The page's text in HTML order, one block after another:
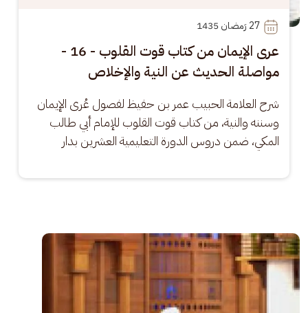
27
عرى الإيمان من كتاب قوت القلوب - 16 -
مواصلة الحديث عن النية والإخلاص
شرح العلامة الحبيب عمر بن حفيظ لفصول عُرى الإيمان
وسننه والنية، من كتاب قوت القلوب للإمام أبي طالب
المكي، ضمن دروس الدورة التعليمية العشرين بدار
الصورة